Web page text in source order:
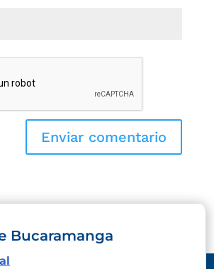
Bucaramanga